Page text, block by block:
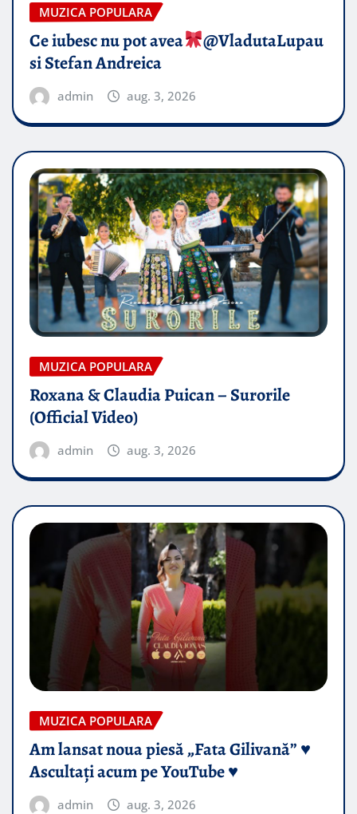
MUZICA POPULARA
Ce iubesc nu pot avea
​@VladutaLupau
si Stefan Andreica
admin aug. 3, 2026
MUZICA POPULARA
Roxana & Claudia Puican – Surorile
(Official Video)
admin aug. 3, 2026
MUZICA POPULARA
Am lansat noua piesă „Fata Gilivană” ♥️
Ascultați acum pe YouTube ♥️
admin aug. 3, 2026